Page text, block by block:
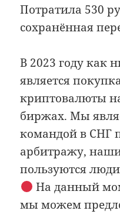
Потратила 530
сохранённая
В 2023 году как
является
криптовалюты
биржах. Мы
командой в СНГ
арбитражу,
пользуются
На данный
мы можем